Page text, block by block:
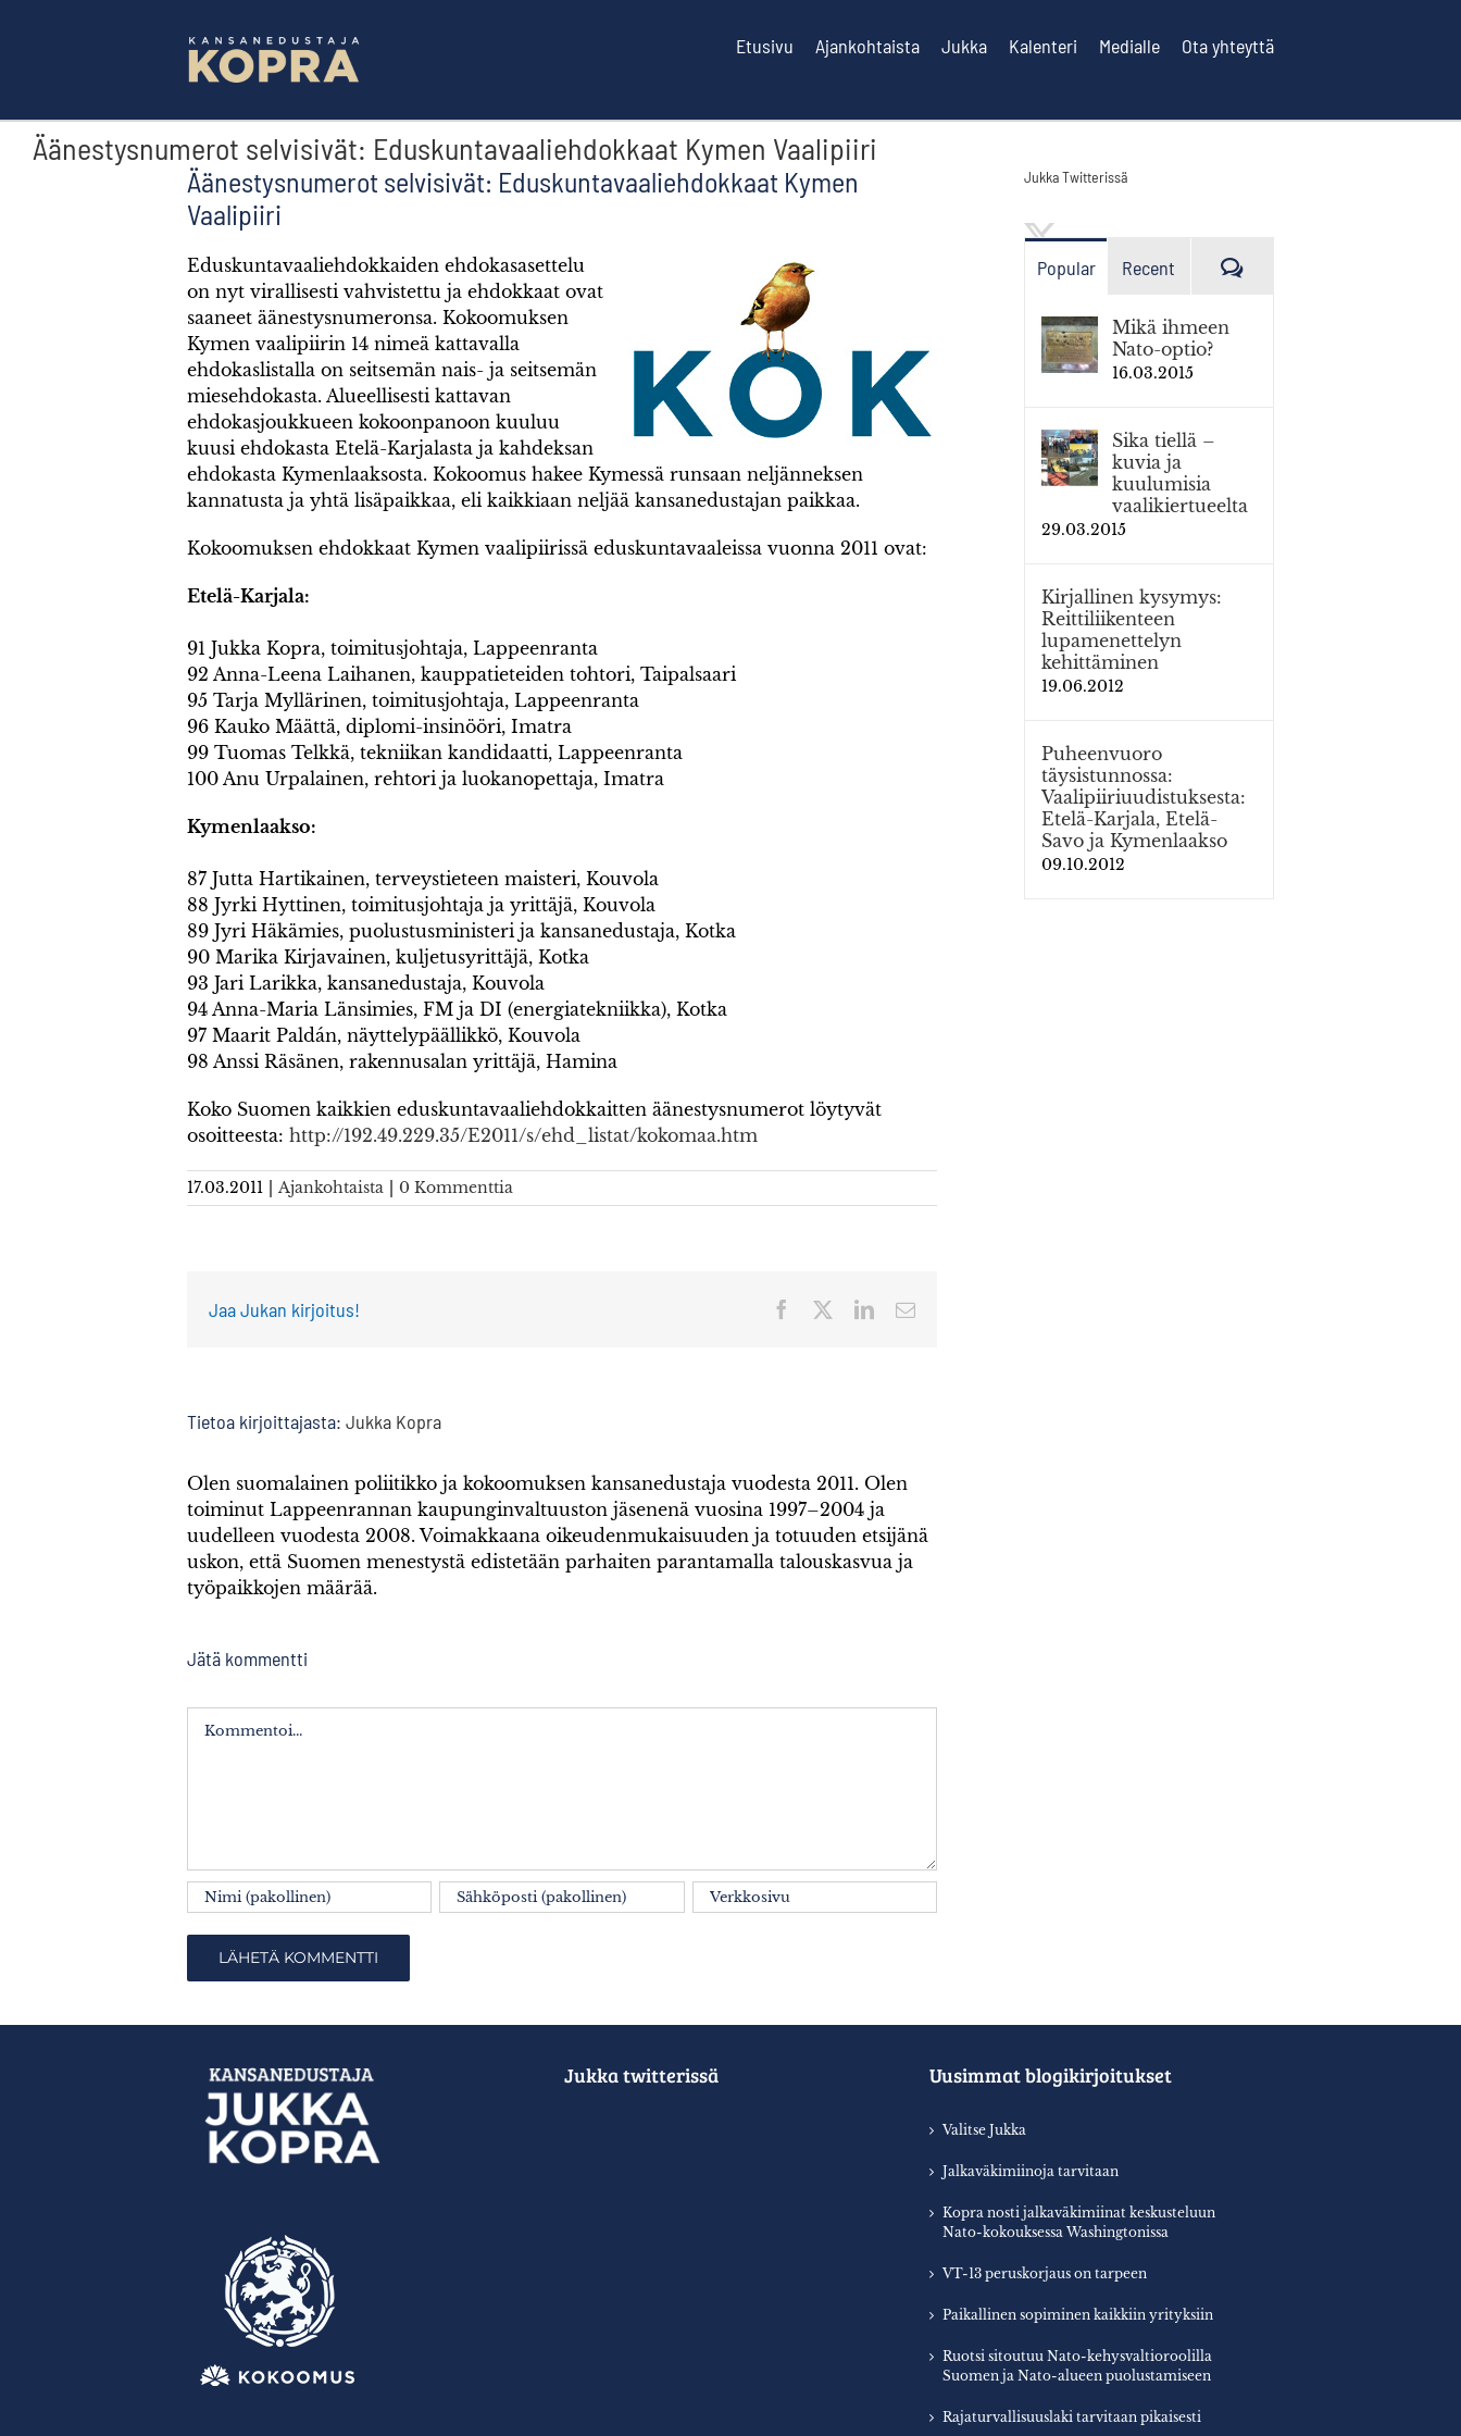
Etusivu Ajankohtaista Jukka Kalenteri Medialle Ota yhteyttä
Äänestysnumerot selvisivät: Eduskuntavaaliehdokkaat Kymen Vaalipiiri
Äänestysnumerot selvisivät: Eduskuntavaaliehdokkaat Kymen
Vaalipiiri
Eduskuntavaaliehdokkaiden ehdokasasettelu
on nyt virallisesti vahvistettu ja ehdokkaat ovat
saaneet äänestysnumeronsa. Kokoomuksen
Kymen vaalipiirin 14 nimeä kattavalla
ehdokaslistalla on seitsemän nais- ja seitsemän
miesehdokasta. Alueellisesti kattavan
ehdokasjoukkueen kokoonpanoon kuuluu
kuusi ehdokasta Etelä-Karjalasta ja kahdeksan
ehdokasta Kymenlaaksosta. Kokoomus hakee Kymessä runsaan neljänneksen
kannatusta ja yhtä lisäpaikkaa, eli kaikkiaan neljää kansanedustajan paikkaa.
Kokoomuksen ehdokkaat Kymen vaalipiirissä eduskuntavaaleissa vuonna 2011 ovat:
Etelä-Karjala:
91 Jukka Kopra, toimitusjohtaja, Lappeenranta
92 Anna-Leena Laihanen, kauppatieteiden tohtori, Taipalsaari
95 Tarja Myllärinen, toimitusjohtaja, Lappeenranta
96 Kauko Määttä, diplomi-insinööri, Imatra
99 Tuomas Telkkä, tekniikan kandidaatti, Lappeenranta
100 Anu Urpalainen, rehtori ja luokanopettaja, Imatra
Kymenlaakso:
87 Jutta Hartikainen, terveystieteen maisteri, Kouvola
88 Jyrki Hyttinen, toimitusjohtaja ja yrittäjä, Kouvola
89 Jyri Häkämies, puolustusministeri ja kansanedustaja, Kotka
90 Marika Kirjavainen, kuljetusyrittäjä, Kotka
93 Jari Larikka, kansanedustaja, Kouvola
94 Anna-Maria Länsimies, FM ja DI (energiatekniikka), Kotka
97 Maarit Paldán, näyttelypäällikkö, Kouvola
98 Anssi Räsänen, rakennusalan yrittäjä, Hamina
Koko Suomen kaikkien eduskuntavaaliehdokkaitten äänestysnumerot löytyvät
osoitteesta: http://192.49.229.35/E2011/s/ehd_listat/kokomaa.htm
17.03.2011 Ajankohtaista 0 Kommenttia
Jaa Jukan kirjoitus! Facebook LinkedInSähköposti
Tietoa kirjoittajasta: Jukka Kopra
Olen suomalainen poliitikko ja kokoomuksen kansanedustaja vuodesta 2011. Olen
toiminut Lappeenrannan kaupunginvaltuuston jäsenenä vuosina 1997–2004 ja
uudelleen vuodesta 2008. Voimakkaana oikeudenmukaisuuden ja totuuden etsijänä
uskon, että Suomen menestystä edistetään parhaiten parantamalla talouskasvua ja
työpaikkojen määrää.
Jätä kommentti
Kommentti
Jukka Twitterissä
Popular Recent Kommenttia
Mikä ihmeen
Nato-optio?
16.03.2015
Sika tiellä –
kuvia ja
kuulumisia
vaalikiertueelta
29.03.2015
Kirjallinen kysymys:
Reittiliikenteen
lupamenettelyn
kehittäminen
19.06.2012
Puheenvuoro
täysistunnossa:
Vaalipiiriuudistuksesta:
Etelä-Karjala, Etelä-
Savo ja Kymenlaakso
09.10.2012
Jukka twitterissä Uusimmat blogikirjoitukset
Valitse Jukka
Jalkaväkimiinoja tarvitaan
Kopra nosti jalkaväkimiinat keskusteluun
Nato-kokouksessa Washingtonissa
VT-13 peruskorjaus on tarpeen
Paikallinen sopiminen kaikkiin yrityksiin
Ruotsi sitoutuu Nato-kehysvaltioroolilla
Suomen ja Nato-alueen puolustamiseen
Rajaturvallisuuslaki tarvitaan pikaisesti